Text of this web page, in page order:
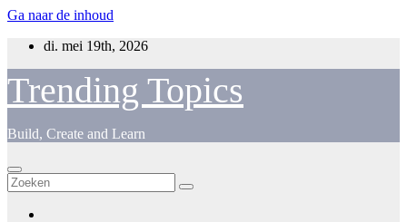
Ga naar de inhoud
di. mei 19th, 2026
Trending Topics
Build, Create and Learn